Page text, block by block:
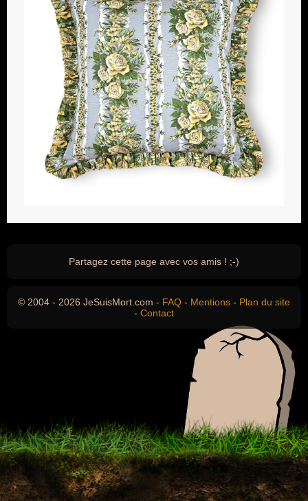
Partagez cette page avec vos amis ! ;-)
© 2004 - 2026 JeSuisMort.com - FAQ - Mentions - Plan du site
- Contact